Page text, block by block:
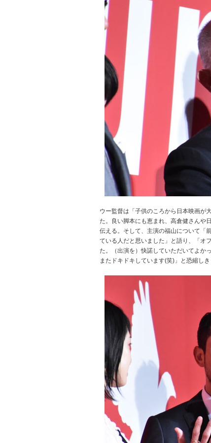
ウー監督は「子供のころから日本映画が
た。良い脚本にも恵まれ、高倉健さんや
伝える。そして、主演の福山について「
ている人だと思いました」と語り、「オ
た。（出演を）快諾していただいてよか
またドキドキしています(笑)」と恐縮しき